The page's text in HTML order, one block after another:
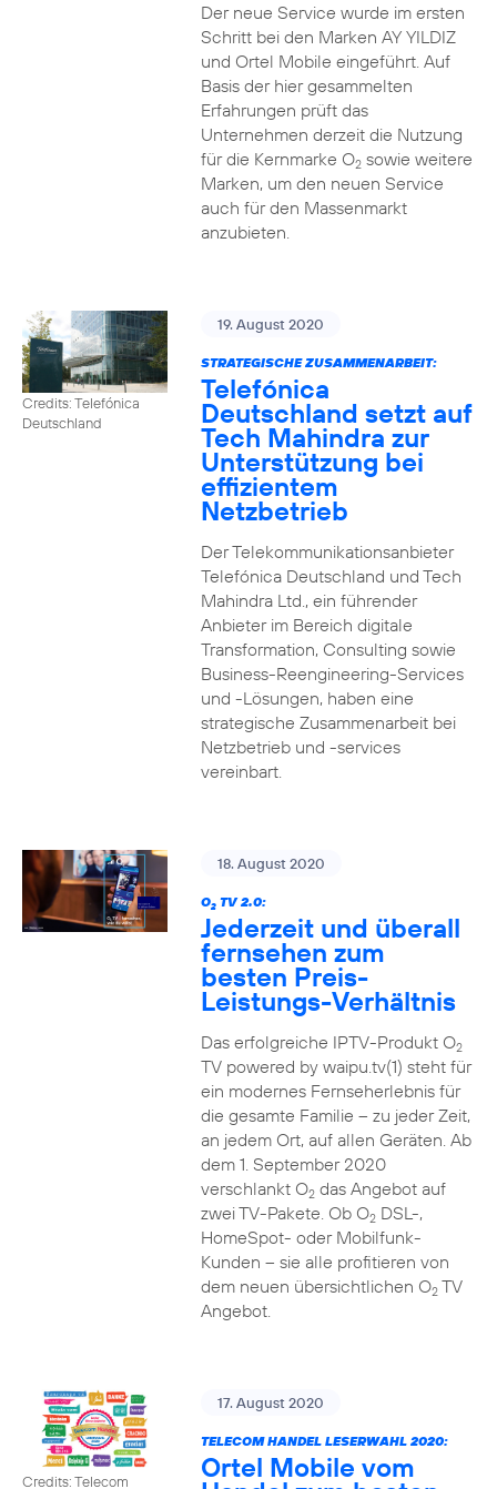
Der neue Service wurde im ersten
Schritt bei den Marken AY YILDIZ
und Ortel Mobile eingeführt. Auf
Basis der hier gesammelten
Erfahrungen prüft das
Unternehmen derzeit die Nutzung
für die Kernmarke O2sowie weitere
Marken, um den neuen Service
auch für den Massenmarkt
anzubieten.
Credits: Telefónica
Deutschland
19. August 2020
STRATEGISCHE ZUSAMMENARBEIT:
Telefónica
Deutschland setzt auf
Tech Mahindra zur
Unterstützung bei
effizientem
Netzbetrieb
Der Telekommunikationsanbieter
Telefónica Deutschland und Tech
Mahindra Ltd., ein führender
Anbieter im Bereich digitale
Transformation, Consulting sowie
Business-Reengineering-Services
und -Lösungen, haben eine
strategische Zusammenarbeit bei
Netzbetrieb und -services
vereinbart.
18. August 2020
O2TV 2.0:
Jederzeit und überall
fernsehen zum
besten Preis-
Leistungs-Verhältnis
Das erfolgreiche IPTV-Produkt O2
TV powered by waipu.tv(1) steht für
ein modernes Fernseherlebnis für
die gesamte Familie – zu jeder Zeit,
an jedem Ort, auf allen Geräten. Ab
dem 1. September 2020
verschlankt O2das Angebot auf
zwei TV-Pakete. Ob O2DSL-,
HomeSpot- oder Mobilfunk-
Kunden – sie alle profitieren von
dem neuen übersichtlichen O2TV
Angebot.
Credits: Telecom
17. August 2020
TELECOM HANDEL LESERWAHL 2020:
Ortel Mobile vom